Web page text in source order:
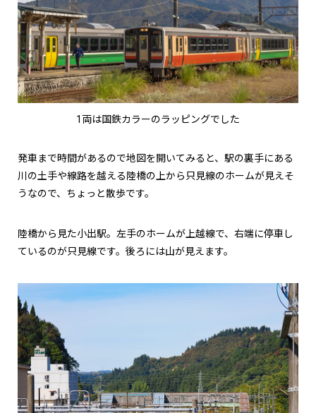
1両は国鉄カラーのラッピングでした
発車まで時間があるので地図を開いてみると、駅の裏手にある
川の土手や線路を越える陸橋の上から只見線のホームが見えそ
うなので、ちょっと散歩です。
陸橋から見た小出駅。左手のホームが上越線で、右端に停車し
ているのが只見線です。後ろには山が見えます。